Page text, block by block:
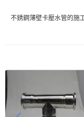
不銹鋼薄壁卡壓水管的施